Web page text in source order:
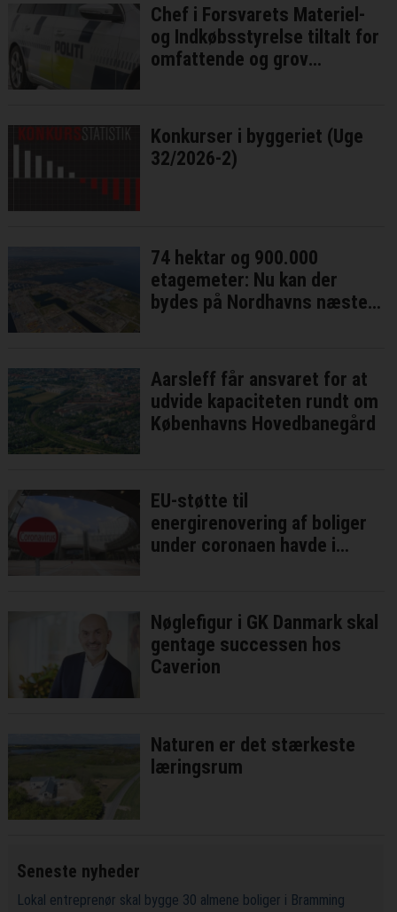
Chef i Forsvarets Materiel-
og Indkøbsstyrelse tiltalt for
omfattende og grov
Konkurser i byggeriet (Uge
32/2026-2)
74 hektar og 900.000
etagemeter: Nu kan der
bydes på Nordhavns næste
Aarsleff får ansvaret for at
udvide kapaciteten rundt om
Københavns Hovedbanegård
EU-støtte til
energirenovering af boliger
under coronaen havde i
Nøglefigur i GK Danmark skal
gentage successen hos
Caverion
Naturen er det stærkeste
læringsrum
Seneste nyheder
Lokal entreprenør skal bygge 30 almene boliger i Bramming